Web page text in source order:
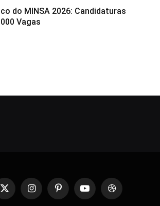
do MINSA 2026: Candidaturas
Vagas
X
(Twitter)
InstagramPinterestYouTubeDribbble